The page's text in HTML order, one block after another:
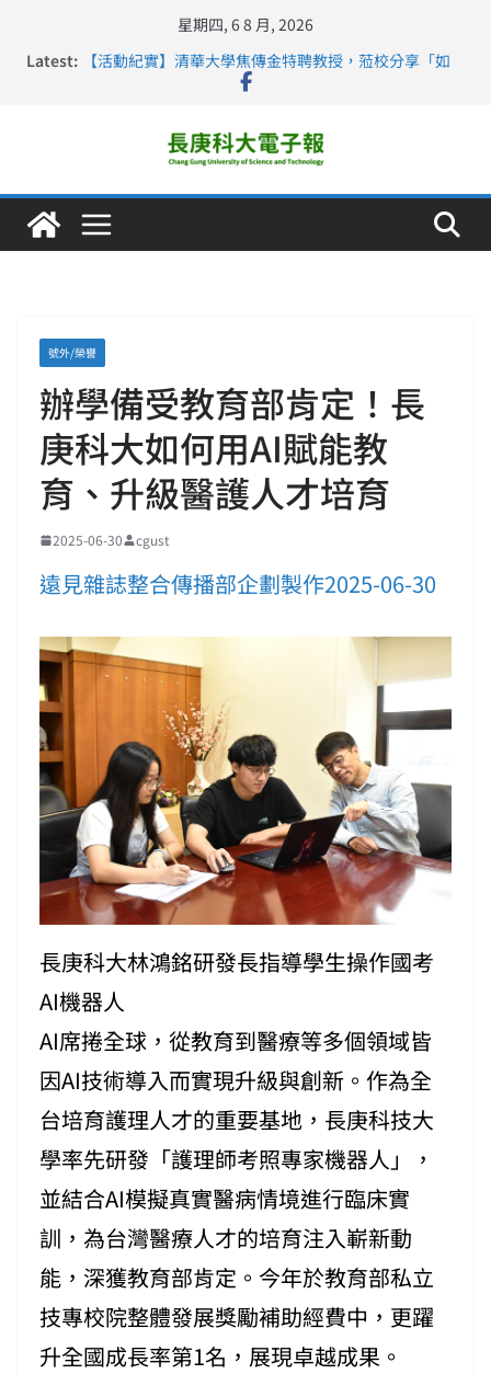
星期四, 6 8 月, 2026
Latest:
【活動紀實】清華大學焦傳金特聘教授，蒞校分享「如
長庚科大連四年穩居《遠見》醫學大學第5名 辦學實力再
深化永續醫療 長庚科大攜菲、印頂尖大學跨國合作
長庚科大護理系勇奪2026羅馬尼亞歐洲盃國際發明展雙
金牌暨雙特別獎 AI智慧照護與護理教育創新獲國際肯定
號外/榮譽
辦學備受教育部肯定！長
庚科大如何用AI賦能教
育、升級醫護人才培育
2025-06-30 cgust
遠見雜誌整合傳播部企劃製作2025-06-30
長庚科大林鴻銘研發長指導學生操作國考
AI機器人
AI席捲全球，從教育到醫療等多個領域皆
因AI技術導入而實現升級與創新。作為全
台培育護理人才的重要基地，長庚科技大
學率先研發「護理師考照專家機器人」，
並結合AI模擬真實醫病情境進行臨床實
訓，為台灣醫療人才的培育注入嶄新動
能，深獲教育部肯定。今年於教育部私立
技專校院整體發展獎勵補助經費中，更躍
升全國成長率第1名，展現卓越成果。